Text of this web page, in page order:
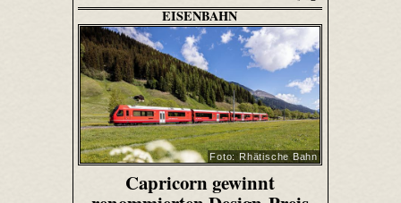
EISENBAHN
Foto: Rhätische Bahn
Capricorn gewinnt